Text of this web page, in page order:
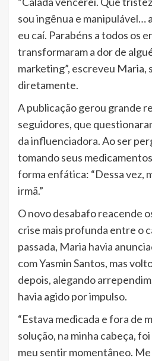
sou ingênua e manipulável…
eu caí. Parabéns a todos os
transformaram a dor de
marketing”, escreveu Maria,
diretamente.
A publicação gerou grande
seguidores, que
da influenciadora. Ao ser
tomando seus
forma enfática: “Dessa vez,
irmã.”
O novo desabafo reacende
crise mais profunda entre o
passada, Maria havia
com Yasmin Santos, mas
depois, alegando
havia agido por impulso.
“Estava medicada e fora de
solução, na minha cabeça,
meu sentir momentâneo.